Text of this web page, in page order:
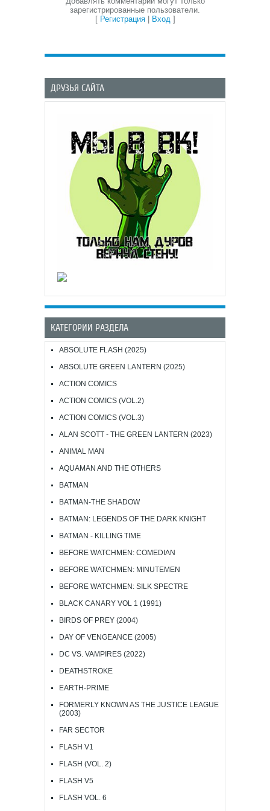
зарегистрированные пользователи.
[ Регистрация| Вход]
ДРУЗЬЯ САЙТА
КАТЕГОРИИ РАЗДЕЛА
ABSOLUTE FLASH (2025)
ABSOLUTE GREEN LANTERN (2025)
ACTION COMICS
ACTION COMICS (VOL.2)
ACTION COMICS (VOL.3)
ALAN SCOTT - THE GREEN LANTERN (2023)
ANIMAL MAN
AQUAMAN AND THE OTHERS
BATMAN
BATMAN-THE SHADOW
BATMAN: LEGENDS OF THE DARK KNIGHT
BATMAN - KILLING TIME
BEFORE WATCHMEN: COMEDIAN
BEFORE WATCHMEN: MINUTEMEN
BEFORE WATCHMEN: SILK SPECTRE
BLACK CANARY VOL 1 (1991)
BIRDS OF PREY (2004)
DAY OF VENGEANCE (2005)
DC VS. VAMPIRES (2022)
DEATHSTROKE
EARTH-PRIME
FORMERLY KNOWN AS THE JUSTICE LEAGUE
(2003)
FAR SECTOR
FLASH V1
FLASH (VOL. 2)
FLASH V5
FLASH VOL. 6